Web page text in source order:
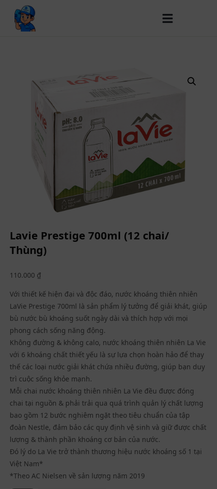
Lavie Prestige 700ml (12 chai/
Thùng)
110.000 ₫
Với thiết kế hiện đại và độc đáo, nước khoáng thiên nhiên
LaVie Prestige 700ml là sản phẩm lý tưởng để giải khát, giúp
bù nước bù khoáng suốt ngày dài và thích hợp với mọi
phong cách sống năng động.
Không đường & không calo, nước khoáng thiên nhiên La Vie
với 6 khoáng chất thiết yếu là sự lựa chọn hoàn hảo để thay
thế các loại nước giải khát chứa nhiều đường, giúp bạn duy
trì cuộc sống khỏe mạnh.
Mỗi chai nước khoáng thiên nhiên La Vie đều được đóng
chai tại nguồn & phải trải qua quá trình quản lý chất lượng
bao gồm 12 bước nghiêm ngặt theo tiêu chuẩn của tập
đoàn Nestle, đảm bảo các quy định vệ sinh và giữ được chất
lượng & thành phần khoáng cơ bản của nước.
Đó lý do La Vie trở thành thương hiệu nước khoáng số 1 tại
Việt Nam*
*Theo AC Nielsen về sản lượng năm 2019